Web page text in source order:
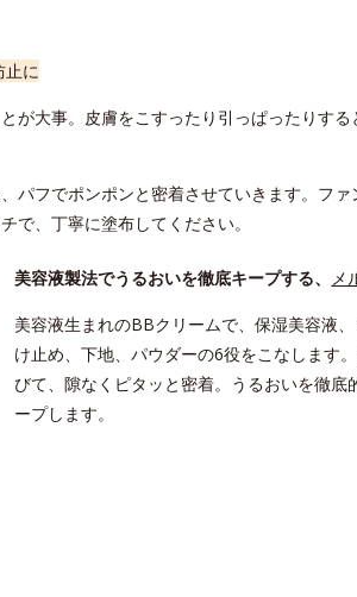
止に
が大事。皮膚をこすったり引っぱったりす
パフでポンポンと密着させていきます。フ
で、丁寧に塗布してください。
美容液製法でうるおいを徹底キープする、 メ
美容液生まれのBBクリームで、保湿美容液
け止め、下地、パウダーの6役をこなします
びて、隙なくピタッと密着。うるおいを徹底
ープします。